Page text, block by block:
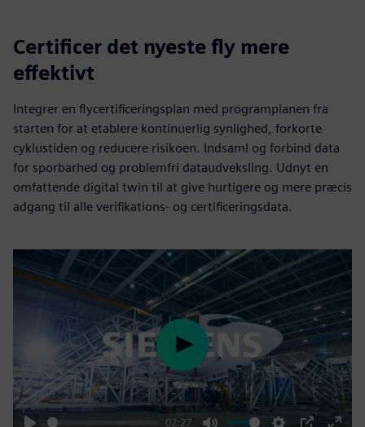
Certificer det nyeste fly mere
effektivt
Integrer en flycertificeringsplan med programplanen fra
starten for at etablere kontinuerlig synlighed, forkorte
cyklustiden og reducere risikoen. Indsaml og forbind data
for sporbarhed og problemfri dataudveksling. Udnyt en
omfattende digital twin til at give hurtigere og mere præcis
adgang til alle verifikations- og certificeringsdata.
02:27
Play